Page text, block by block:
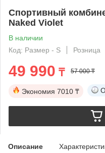
Спортивный
Naked Violet
В наличии
Код: Размер - S
Розница
49 990 ₸ 57 000 ₸
Экономия 7010 ₸
Описание